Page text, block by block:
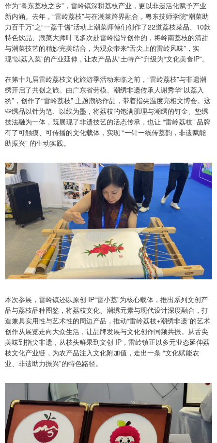
作为“粤东荔枝之乡”，雷岭镇深耕荔枝产业，更以非遗活化赋予产业
新内涵。去年，“雷岭荔枝”与在潮菜跨界融合，粤东技师学院“潮菜助
力百千万”之“一荔千馐”活动上潮菜师傅们创作了22道荔枝菜品、10款
特色饮品、潮菜大师叶飞多次赴雷岭指导创作的，将岭南荔枝的清甜
与潮菜技艺的精妙完美结合，为观众带来“舌尖上的雷岭风味”，实
现“以荔入菜”的产业延伸，让农产品从“土特产”升级为“文化美食IP”。
在第十九届雷岭荔枝文化旅游季活动来临之前，“雷岭荔枝”与非遗潮
绣开启了共创之旅。由广东省劳模、潮绣非遗传承人谢秀华“以荔入
绣”，创作了“雷岭荔枝” 主题潮绣作品，带着指尖温度亮相文博会。这
些绣品以针为笔、以线为墨，将荔枝的饱满肌理与潮绣的钉金、垫绣
技法融为一体，既展现了非遗技艺的活态传承，也让 “雷岭荔枝” 品牌
有了可触摸、可传播的文化载体，实现 “一针一线传荔韵，非遗赋能
助振兴” 的生动实践。
本次参展，雷岭镇还以原创 IP“雷小荔”为核心载体，推出系列文创产
品与荔枝品种图鉴，将荔枝文化、潮绣元素与现代设计深度融合，打
造兼具实用性与艺术性的周边产品，推动“雷岭荔枝+潮绣非遗”的艺术
创作从展览走向大众生活，让品牌发展与文化创作同频共振。从舌尖
美味到指尖非遗，从枝头鲜果到文创 IP，雷岭镇正以多元业态延伸荔
枝文化产业链，为农产品注入文化附加值，走出一条 “文化赋能农
业、非遗助力振兴”的特色路径。